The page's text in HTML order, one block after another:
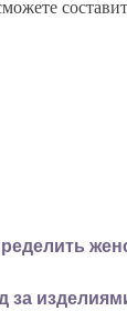
за